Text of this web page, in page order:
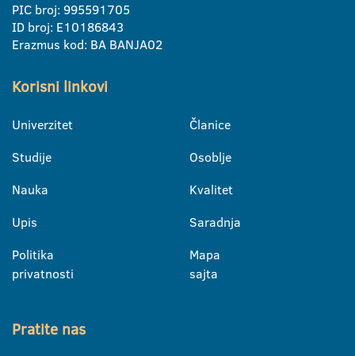
PIC broj: 995591705
ID broj: E10186843
Erazmus kod: BA BANJA02
Korisni linkovi
Univerzitet
Studije
Nauka
Upis
Politika
privatnosti
Članice
Osoblje
Kvalitet
Saradnja
Mapa
sajta
Pratite nas